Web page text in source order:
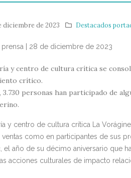
diciembre de 2023 Destacados
prensa | 28 de diciembre de 2023
y centro de cultura crítica se
crítico.
3.730 personas han participado de
y centro de cultura crítica La
ventas como en participantes de sus
el año de su décimo aniversario que
acciones culturales de impacto